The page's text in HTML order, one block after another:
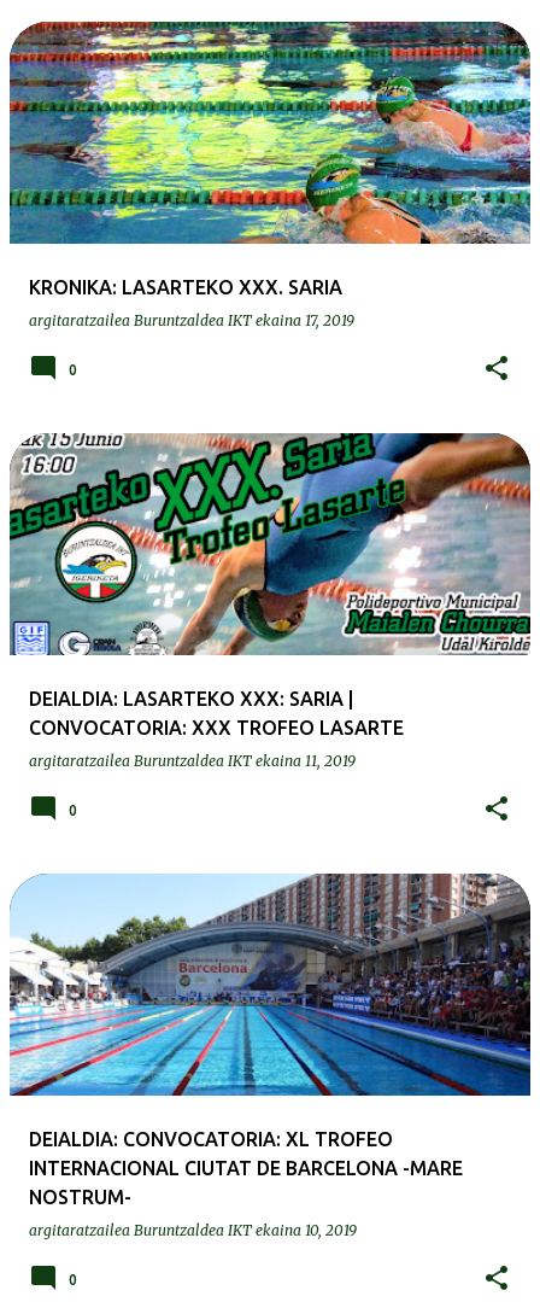
KRONIKA: LASARTEKO XXX. SARIA
argitaratzailea Buruntzaldea IKT ekaina 17, 2019
0
DEIALDIA: LASARTEKO XXX: SARIA |
CONVOCATORIA: XXX TROFEO LASARTE
argitaratzailea Buruntzaldea IKT ekaina 11, 2019
0
DEIALDIA: CONVOCATORIA: XL TROFEO
INTERNACIONAL CIUTAT DE BARCELONA -MARE
NOSTRUM-
argitaratzailea Buruntzaldea IKT ekaina 10, 2019
0